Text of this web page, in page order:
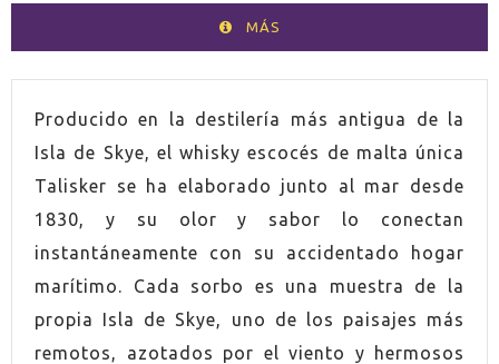
MÁS
VOLUMEN 70cl
PAÍS Escocia
GRADUACIÓN 45.8%
CONTIENE ESTUCHE Si
Producido en la destilería más antigua de la
Isla de Skye, el whisky escocés de malta única
Talisker se ha elaborado junto al mar desde
1830, y su olor y sabor lo conectan
instantáneamente con su accidentado hogar
marítimo. Cada sorbo es una muestra de la
propia Isla de Skye, uno de los paisajes más
remotos, azotados por el viento y hermosos